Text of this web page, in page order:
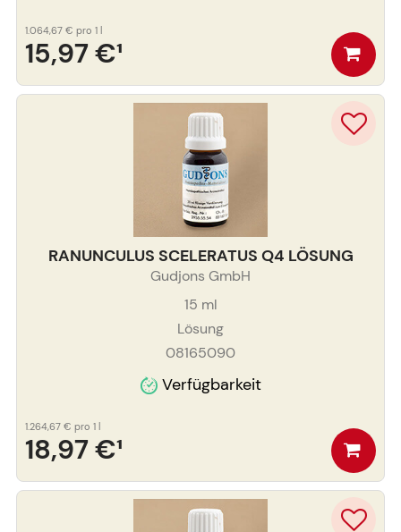
15,97 €¹
1.064,67 € pro 1 l
RANUNCULUS SCELERATUS Q4 LÖSUNG
Gudjons GmbH
15 ml
Lösung
08165090
Verfügbarkeit
18,97 €¹
1.264,67 € pro 1 l